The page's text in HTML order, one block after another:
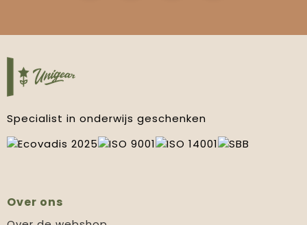
Specialist in onderwijs geschenken
Over ons